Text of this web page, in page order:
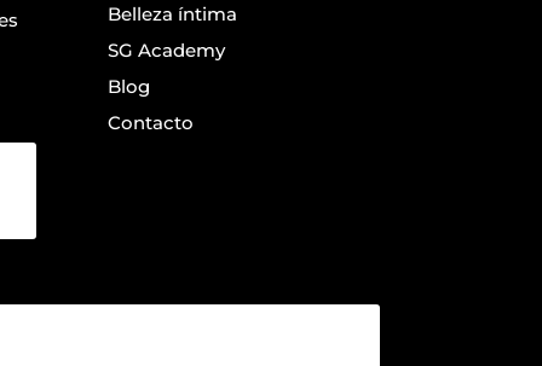
Belleza íntima
SG Academy
Blog
Contacto